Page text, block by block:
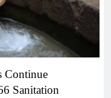
Continue
Sanitation